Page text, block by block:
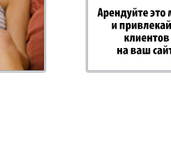
Регион